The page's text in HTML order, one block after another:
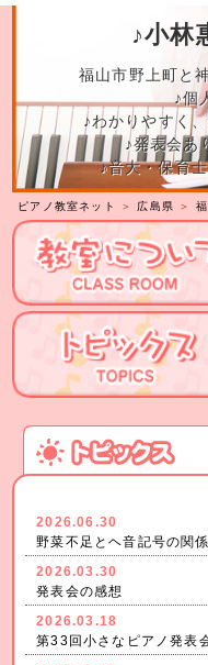
♪小林
福山市野上町と
♪個
♪わかりやすく
♪発表会
♪音大・保育
ピアノ教室ネット ＞ 広島県 ＞
2026.06.30
野菜不足とヘ音記号の関係
2026.03.30
発表会の感想
2026.03.18
第33回小さなピアノ発表